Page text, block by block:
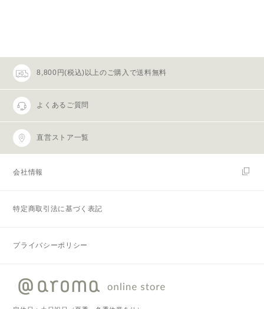
8,800円(税込)以上のご購入で送料無料
よくあるご質問
直営ストア一覧
会社情報
特定商取引法に基づく表記
プライバシーポリシー